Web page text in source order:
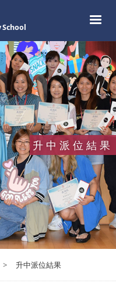
School
升中派位結果
> 升中派位結果